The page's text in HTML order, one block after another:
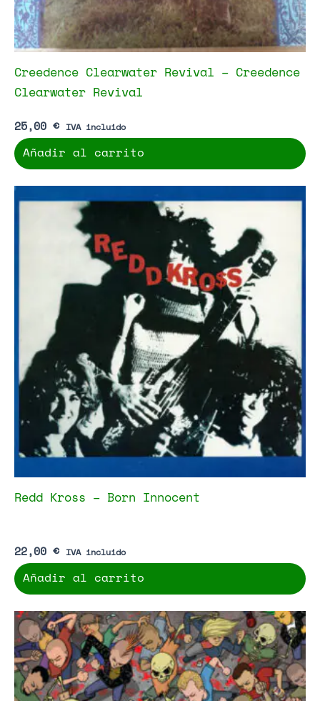
Creedence Clearwater Revival – Creedence
Clearwater Revival
25,00 € IVA incluido
Añadir al carrito
Redd Kross – Born Innocent
22,00 € IVA incluido
Añadir al carrito